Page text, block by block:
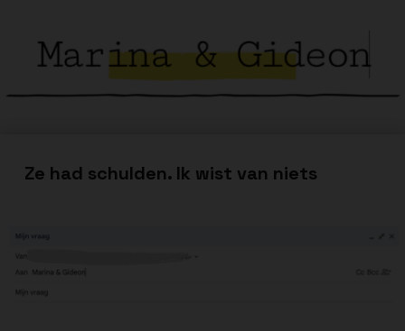
Ze had schulden. Ik wist van niets